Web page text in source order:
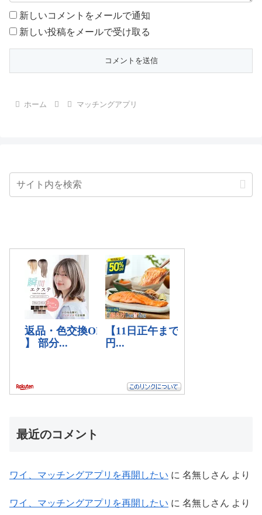
新しいコメントをメールで通知
新しい投稿をメールで受け取る
ホーム マッチングアプリ
最近のコメント
ワイ、マッチングアプリを再開したい に 名無しさん より
ワイ、マッチングアプリを再開したい に 名無しさん より